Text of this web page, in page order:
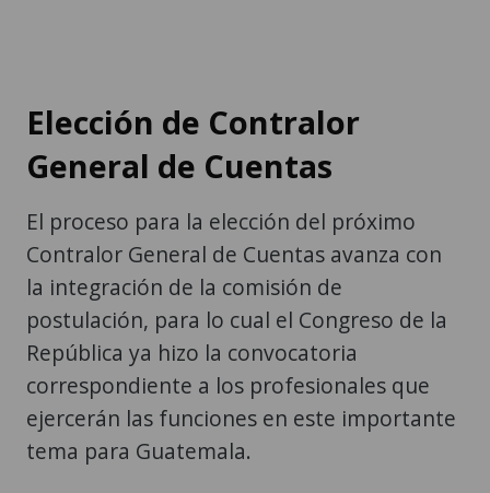
Elección de Contralor
General de Cuentas
El proceso para la elección del próximo
Contralor General de Cuentas avanza con
la integración de la comisión de
postulación, para lo cual el Congreso de la
República ya hizo la convocatoria
correspondiente a los profesionales que
ejercerán las funciones en este importante
tema para Guatemala.